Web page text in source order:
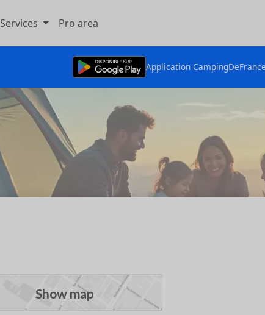
Services Pro area
Application
Show map